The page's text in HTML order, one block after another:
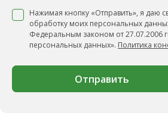
Нажимая кнопку «Отправить», я даю
обработку моих персональных
Федеральным законом от 27.07.2006
персональных данных». Политика
Отправить